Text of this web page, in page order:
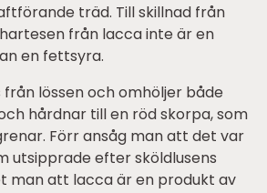
träd. Till skillnad från
från lacca inte är en
en fettsyra.
från lössen och omhöljer både
hårdnar till en röd skorpa, som
Förr ansåg man att det var
utsipprade efter sköldlusens
man att lacca är en produkt av